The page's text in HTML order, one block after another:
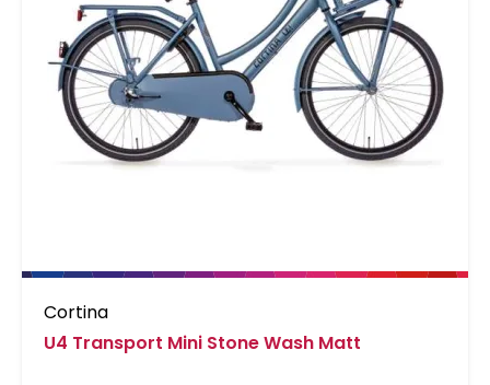
Cortina
U4 Transport Mini Stone Wash Matt